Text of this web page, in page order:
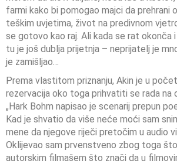
farmi kako bi pomogao majci da prehrani
teškim uvjetima, život na predivnom
se gotovo kao raj. Ali kada se rat okonča
tu je još dublja prijetnja – neprijatelj je
je zamišljao…
Prema vlastitom priznanju, Akin je u
rezervacija oko toga prihvatiti se rada na
„Hark Bohm napisao je scenarij prepun
Kad je shvatio da više neće moći sam
mene da njegove riječi pretočim u audio
Oklijevao sam prvenstveno zbog toga
autorskim filmašem što znači da u